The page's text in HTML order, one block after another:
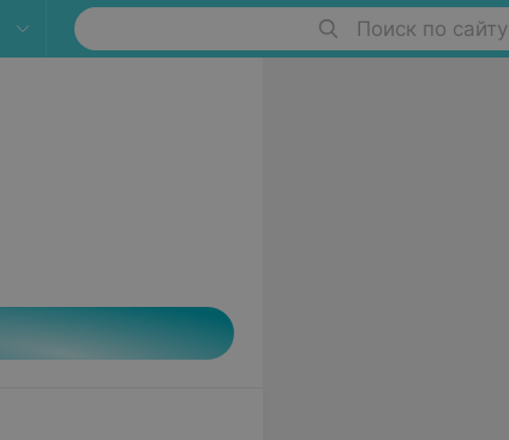
Поиск по сайту